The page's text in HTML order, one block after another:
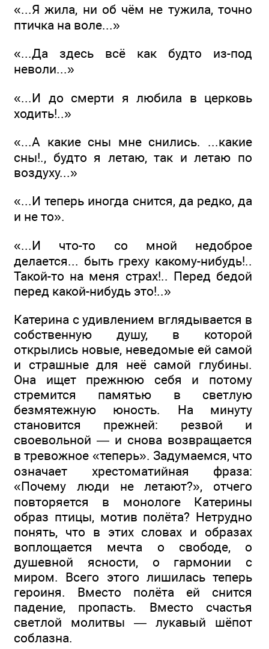
«...Я жила, ни об чём не тужила, точно
птичка на воле...»
«...Да здесь всё как будто из-под
неволи...»
«...И до смерти я любила в церковь
ходить!..»
«...А какие сны мне снились. ...какие
сны!., будто я летаю, так и летаю по
воздуху...»
«...И теперь иногда снится, да редко, да
и не то».
«...И что-то со мной недоброе
делается... быть греху какому-нибудь!..
Такой-то на меня страх!.. Перед бедой
перед какой-нибудь это!..»
Катерина с удивлением вглядывается в
собственную душу, в которой
открылись новые, неведомые ей самой
и страшные для неё самой глубины.
Она ищет прежнюю себя и потому
стремится памятью в светлую
безмятежную юность. На минуту
становится прежней: резвой и
своевольной — и снова возвращается
в тревожное «теперь». Задумаемся, что
означает хрестоматийная фраза:
«Почему люди не летают?», отчего
повторяется в монологе Катерины
образ птицы, мотив полёта? Нетрудно
понять, что в этих словах и образах
воплощается мечта о свободе, о
душевной ясности, о гармонии с
миром. Всего этого лишилась теперь
героиня. Вместо полёта ей снится
падение, пропасть. Вместо счастья
светлой молитвы — лукавый шёпот
соблазна.